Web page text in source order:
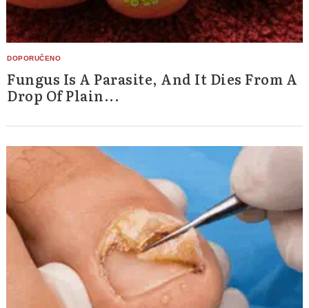
Fungus Is A Parasite, And It Dies From A
Drop Of Plain...